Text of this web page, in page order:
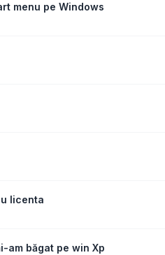
menu pe Windows
licenta
am băgat pe win Xp